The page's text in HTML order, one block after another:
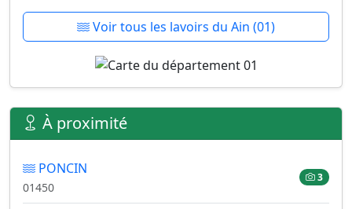
Voir tous les lavoirs du Ain (01)
À proximité
PONCIN
01450
3